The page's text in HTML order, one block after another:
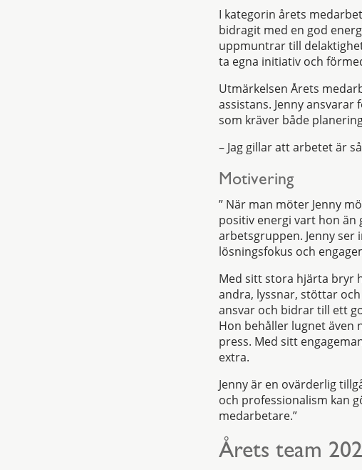
I kategorin årets
bidragit med en god
uppmuntrar till
ta egna initiativ och
Utmärkelsen Årets
assistans. Jenny
som kräver både
– Jag gillar att arbetet är
Motivering
” När man möter Jenny
positiv energi vart hon än
arbetsgruppen. Jenny
lösningsfokus och
Med sitt stora hjärta bryr
andra, lyssnar, stöttar
ansvar och bidrar till ett
Hon behåller lugnet
press. Med sitt
extra.
Jenny är en ovärderlig
och professionalism kan
medarbetare.”
Årets team